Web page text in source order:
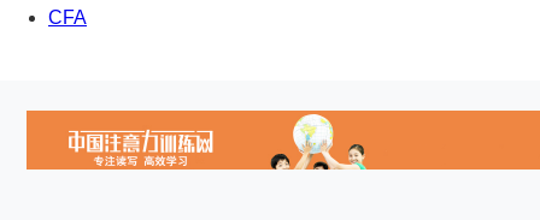
CFA